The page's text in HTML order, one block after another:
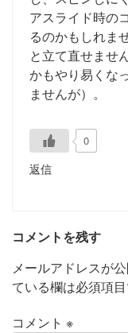
アスライド時の
るのかもしれま
と立て直せませ
かもやり易くな
ませんが）。
0
返信
コメントを残す
メールアドレスが
ている欄は必須項
コメント ※